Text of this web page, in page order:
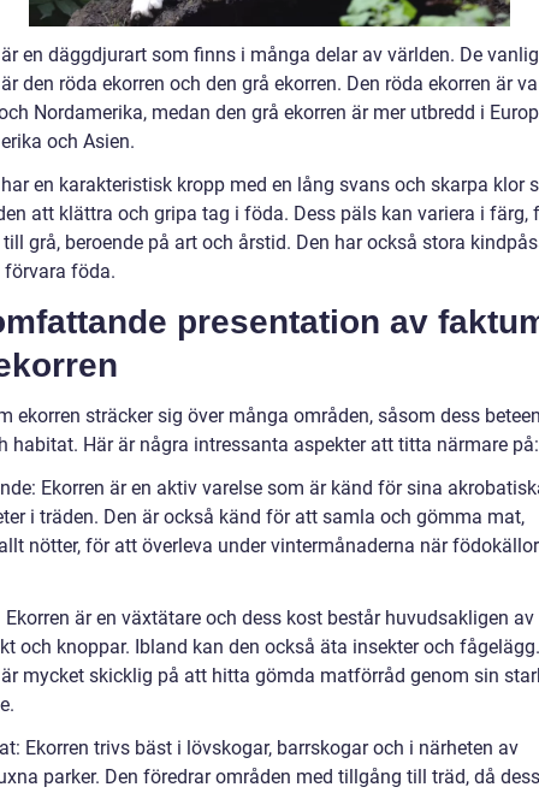
en däggdjurart som finns i många delar av världen. De
den röda ekorren och den grå ekorren. Den röda ekorren är
Nordamerika, medan den grå ekorren är mer utbredd i
och Asien.
en karakteristisk kropp med en lång svans och skarpa klor
att klättra och gripa tag i föda. Dess päls kan variera i färg,
grå, beroende på art och årstid. Den har också stora
förvara föda.
presentation av
ekorren sträcker sig över många områden, såsom dess
habitat. Här är några intressanta aspekter att titta närmare på:
Ekorren är en aktiv varelse som är känd för sina
i träden. Den är också känd för att samla och gömma mat,
nötter, för att överleva under vintermånaderna när
Ekorren är en växtätare och dess kost består huvudsakligen av
och knoppar. Ibland kan den också äta insekter och fågelägg.
är mycket skicklig på att hitta gömda matförråd genom sin
Ekorren trivs bäst i lövskogar, barrskogar och i närheten av
parker. Den föredrar områden med tillgång till träd, då dess